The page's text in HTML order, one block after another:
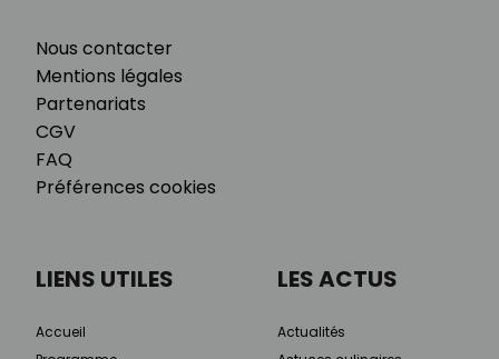
Nous contacter
Mentions légales
Partenariats
CGV
FAQ
Préférences cookies
LIENS UTILES
Accueil
LES ACTUS
Actualités